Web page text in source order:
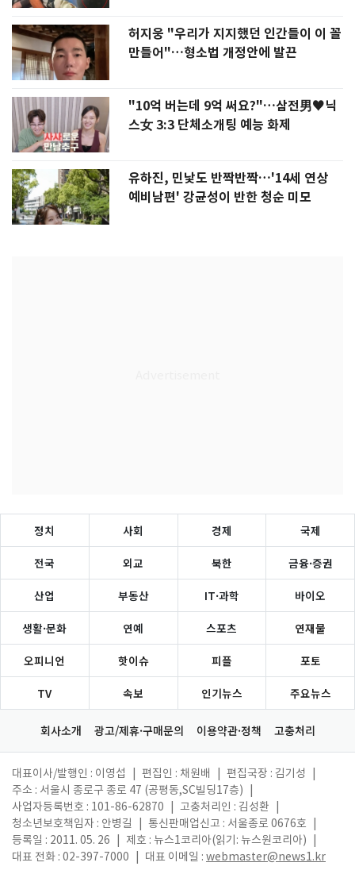
허지웅 "우리가 지지했던 인간들이 이 꼴
만들어"…형소법 개정안에 발끈
"10억 버는데 9억 써요?"…삼전男♥닉
스女 3:3 단체소개팅 예능 화제
유하진, 민낯도 반짝반짝…'14세 연상
예비남편' 강균성이 반한 청순 미모
정치 사회 경제 국제
전국 외교 북한 금융·증권
산업 부동산 IT·과학 바이오
생활·문화 연예 스포츠 연재물
오피니언 핫이슈 피플 포토
TV 속보 인기뉴스 주요뉴스
회사소개 광고/제휴·구매문의 이용약관·정책 고충처리
대표이사/발행인 : 이영섭 편집인 : 채원배 편집국장 : 김기성
주소 : 서울시 종로구 종로 47 (공평동,SC빌딩17층)
사업자등록번호 : 101-86-62870
고충처리인 : 김성환
청소년보호책임자 : 안병길
통신판매업신고 : 서울종로 0676호
등록일 : 2011. 05. 26
제호 : 뉴스1코리아(읽기: 뉴스원코리아)
대표 전화 : 02-397-7000
대표 이메일 : webmaster@news1.kr